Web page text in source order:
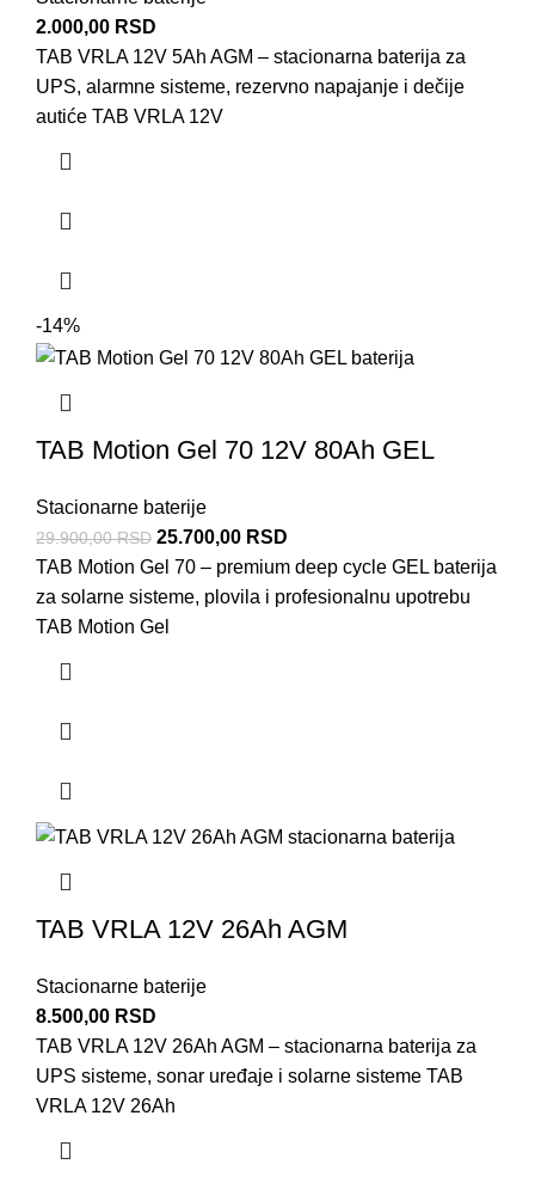
2.000,00 RSD
TAB VRLA 12V 5Ah AGM – stacionarna baterija za
UPS, alarmne sisteme, rezervno napajanje i dečije
autiće TAB VRLA 12V
-14%
TAB Motion Gel 70 12V 80Ah GEL
Stacionarne baterije
29.900,00RSD 25.700,00 RSD
TAB Motion Gel 70 – premium deep cycle GEL baterija
za solarne sisteme, plovila i profesionalnu upotrebu
TAB Motion Gel
TAB VRLA 12V 26Ah AGM
Stacionarne baterije
8.500,00 RSD
TAB VRLA 12V 26Ah AGM – stacionarna baterija za
UPS sisteme, sonar uređaje i solarne sisteme TAB
VRLA 12V 26Ah